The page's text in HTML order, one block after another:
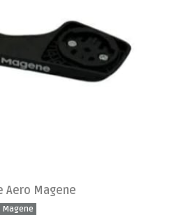
Aero Magene
Magene